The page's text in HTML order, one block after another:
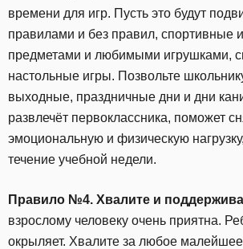
времени для игр. Пусть это будут
правилами и без правил, спортивные
предметами и любимыми игрушками,
настольные игры. Позвольте
выходные, праздничные дни и дни
развлечёт первоклассника, поможет
эмоциональную и физическую
течение учебной недели.
Правило №4. Хвалите и
взрослому человеку очень приятна.
окрыляет. Хвалите за любое